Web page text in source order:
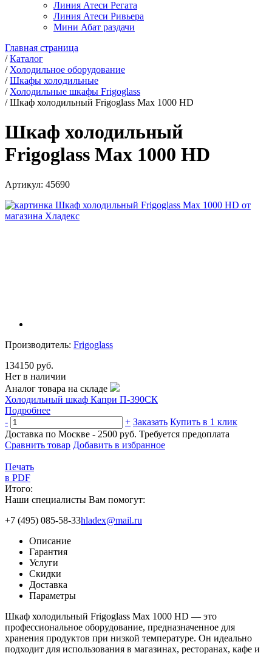
Линия Атеси Регата
Линия Атеси Ривьера
Мини Абат раздачи
Главная страница
/Каталог
/ Холодильное оборудование
/Шкафы холодильные
/ Холодильные шкафы Frigoglass
/Шкаф холодильный Frigoglass Max 1000 HD
Шкаф холодильный
Frigoglass Max 1000 HD
Артикул: 45690
Производитель: Frigoglass
134150 руб.
Нет в наличии
Аналог товара на складе
Холодильный шкаф Капри П-390СК
Подробнее
-
+ Заказать Купить в 1 клик
Доставка по Москве - 2500 руб. Требуется предоплата
Сравнить товар Добавить в избранное
Печать
в PDF
Итого:
Наши специалисты Вам помогут:
+7 (495) 085-58-33hladex@mail.ru
Описание
Гарантия
Услуги
Скидки
Доставка
Параметры
Шкаф холодильный Frigoglass Max 1000 HD — это
профессиональное оборудование, предназначенное для
хранения продуктов при низкой температуре. Он идеально
подходит для использования в магазинах, ресторанах, кафе и